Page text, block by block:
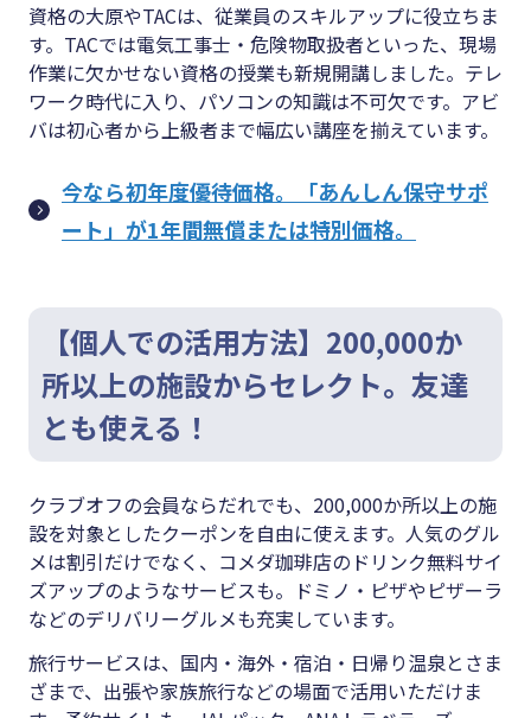
資格の大原やTACは、従業員のスキルアップに役立ちま
す。TACでは電気工事士・危険物取扱者といった、現場
作業に欠かせない資格の授業も新規開講しました。テレ
ワーク時代に入り、パソコンの知識は不可欠です。アビ
バは初心者から上級者まで幅広い講座を揃えています。
今なら初年度優待価格。「あんしん保守サポ
ート」が1年間無償または特別価格。
【個人での活用方法】200,000か
所以上の施設からセレクト。友達
とも使える！
クラブオフの会員ならだれでも、200,000か所以上の施
設を対象としたクーポンを自由に使えます。人気のグル
メは割引だけでなく、コメダ珈琲店のドリンク無料サイ
ズアップのようなサービスも。ドミノ・ピザやピザーラ
などのデリバリーグルメも充実しています。
旅行サービスは、国内・海外・宿泊・日帰り温泉とさま
ざまで、出張や家族旅行などの場面で活用いただけま